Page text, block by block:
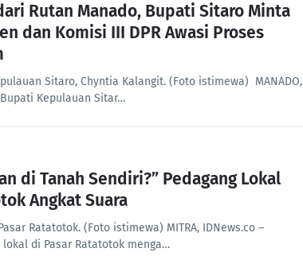
Rutan Manado, Bupati Sitaro Minta
dan Komisi III DPR Awasi Proses
Sitaro, Chyntia Kalangit. (Foto istimewa) MANADO,
Kepulauan Sitar…
di Tanah Sendiri?” Pedagang Lokal
Angkat Suara
Ratatotok. (Foto istimewa) MITRA, IDNews.co –
lokal di Pasar Ratatotok menga…